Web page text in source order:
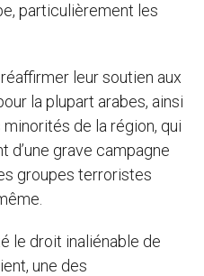
particulièrement les
leur soutien aux
la plupart arabes, ainsi
de la région, qui
grave campagne
groupes terroristes
le droit inaliénable de
une des